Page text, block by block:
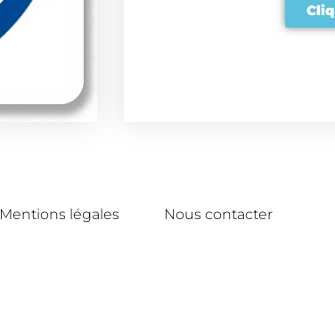
Mentions légales Nous contacter